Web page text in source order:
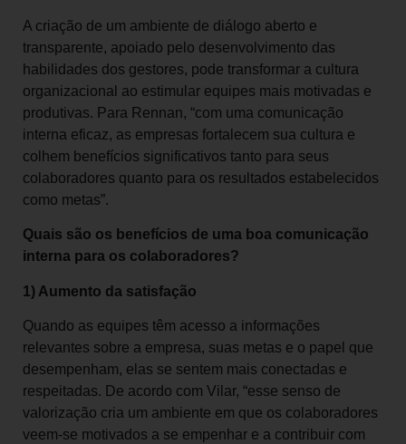
A criação de um ambiente de diálogo aberto e
transparente, apoiado pelo desenvolvimento das
habilidades dos gestores, pode transformar a cultura
organizacional ao estimular equipes mais motivadas e
produtivas. Para Rennan, “com uma comunicação
interna eficaz, as empresas fortalecem sua cultura e
colhem benefícios significativos tanto para seus
colaboradores quanto para os resultados estabelecidos
como metas”.
Quais são os benefícios de uma boa comunicação
interna para os colaboradores?
1) Aumento da satisfação
Quando as equipes têm acesso a informações
relevantes sobre a empresa, suas metas e o papel que
desempenham, elas se sentem mais conectadas e
respeitadas. De acordo com Vilar, “esse senso de
valorização cria um ambiente em que os colaboradores
veem-se motivados a se empenhar e a contribuir com